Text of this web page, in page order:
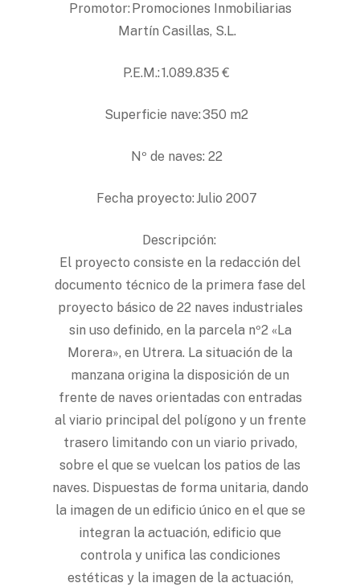
Promotor: Promociones Inmobiliarias
Martín Casillas, S.L.
P.E.M.: 1.089.835 €
Superficie nave: 350 m2
Nº de naves: 22
Fecha proyecto: Julio 2007
Descripción:
El proyecto consiste en la redacción del
documento técnico de la primera fase del
proyecto básico de 22 naves industriales
sin uso definido, en la parcela nº2 «La
Morera», en Utrera. La situación de la
manzana origina la disposición de un
frente de naves orientadas con entradas
al viario principal del polígono y un frente
trasero limitando con un viario privado,
sobre el que se vuelcan los patios de las
naves. Dispuestas de forma unitaria, dando
la imagen de un edificio único en el que se
integran la actuación, edificio que
controla y unifica las condiciones
estéticas y la imagen de la actuación,